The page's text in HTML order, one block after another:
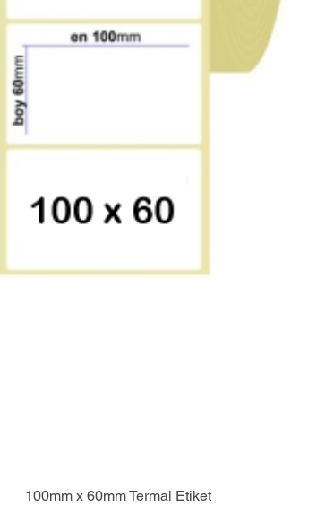
100mm x 60mm Termal Etiket